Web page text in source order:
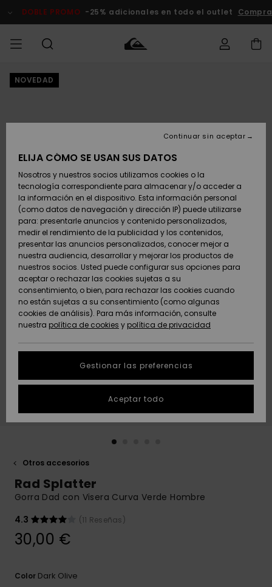
del
DOBLE PROMO -25% adicionales en todo el outlet Comprar
HOMBRE
Zapatos y
chanclas
Surf
Snow
Novedades
Destacados
Zapatos y
chanclas
Surf
Snow
Novedades
Destacados
Destacados
Snow
SURF
Highlights
Comunidad
SNOW
Snow Niños
Tienda
Snow Mujer
Destacados
Comunidad
DOBLE
PROMO
Outlet
Mujer
AYUDA &
CONTACTO
Envio
Devoluciones
Pago
Tarjeta de
regalo
Quiksilver
Freedom
Protección de
datos
personales
Inicia una
conversación
más rápida a
respuestas a
las preguntas
SOSTENIBILIDAD
NOVEDAD
Otros accesorios
Rad Splatter
Gorra Dad con Visera Curva Verde Hombre
4.3
(11 Reseñas)
30,00 €
Color Dark Olive
ELIJA CÓMO SE USAN SUS DATOS
Nosotros y nuestros socios utilizamos cookies o la
tecnología correspondiente para almacenar y/o acceder a
la información en el dispositivo. Esta información personal
(como datos de navegación y dirección IP) puede utilizarse
para: presentarle anuncios y contenido personalizados,
medir el rendimiento de la publicidad y los contenidos,
presentar las anuncios personalizados, conocer mejor a
nuestra audiencia, desarrollar y mejorar los productos de
nuestros socios. Usted puede configurar sus opciones para
aceptar o rechazar las cookies sujetas a su
consentimiento, o bien, para rechazar las cookies cuando
no están sujetas a su consentimiento (como algunas
cookies de análisis). Para más información, consulte
nuestra política de cookies y política de privacidad
Gestionar las preferencias
Continuar sin aceptar
Aceptar todo